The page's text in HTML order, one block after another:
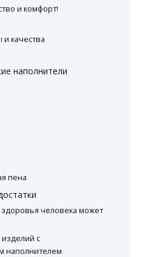
и комфорт!
качества
наполнители
пена
человека может
с
наполнителем